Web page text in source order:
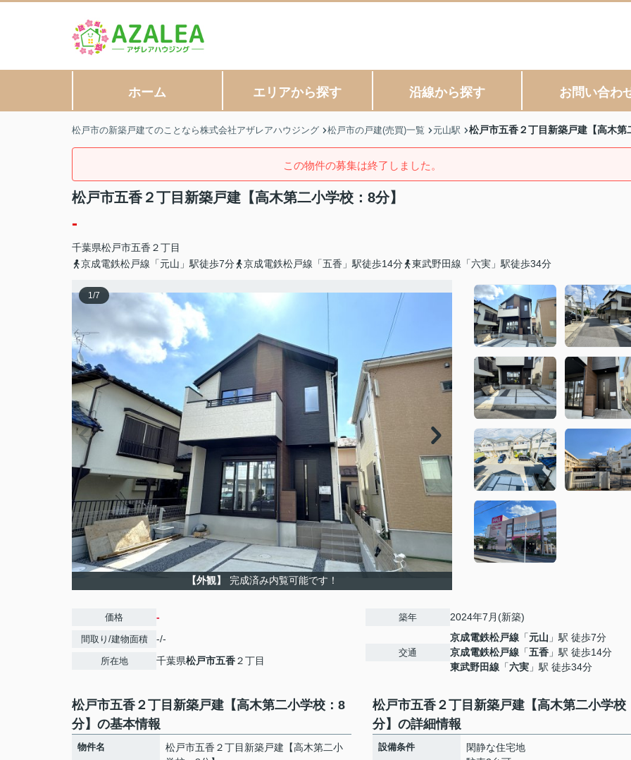
ホーム エリアから探す 沿線から探す お問い合わ
松戸市の新築戸建てのことなら株式会社アザレアハウジング 松戸市の戸建(売買)一覧 元山駅 松戸市五香２丁目新築戸建【高木第
この物件の募集は終了しました。
松戸市五香２丁目新築戸建【高木第二小学校：8分】
-
千葉県松戸市五香 ２丁目
京成電鉄松戸線「元山」駅徒歩7分
京成電鉄松戸線「五香」駅徒歩14分 東武野田線「六実」駅徒歩34分
1/7
【外観】 完成済み内覧可能です！
価格 -
間取り/建物面積 -/-
所在地 千葉県松戸市五香２丁目
築年 2024年7月(新築)
交通
京成電鉄松戸線 「元山 」駅 徒歩7分
京成電鉄松戸線 「五香 」駅 徒歩14分
東武野田線 「六実 」駅 徒歩34分
松戸市五香２丁目新築戸建【高木第二小学校：8
分】の基本情報
物件名
松戸市五香２丁目新築戸建【高木第二小
松戸市五香２丁目新築戸建【高木第二小学校
分】の詳細情報
設備条件
閑静な住宅地